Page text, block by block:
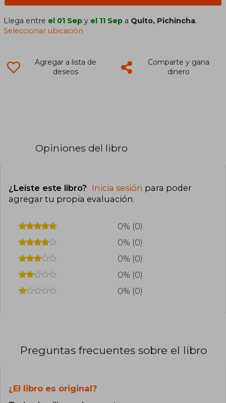
Llega entre el 01 Sep y el 11 Sep a Quito, Pichincha.
Seleccionar ubicación
Agregar a lista de
deseos
Comparte y gana
dinero
Opiniones del libro
¿Leíste este libro? Inicia sesión para poder
agregar tu propia evaluación.
0% (0)
0% (0)
0% (0)
0% (0)
0% (0)
Preguntas frecuentes sobre el libro
¿El libro es original?